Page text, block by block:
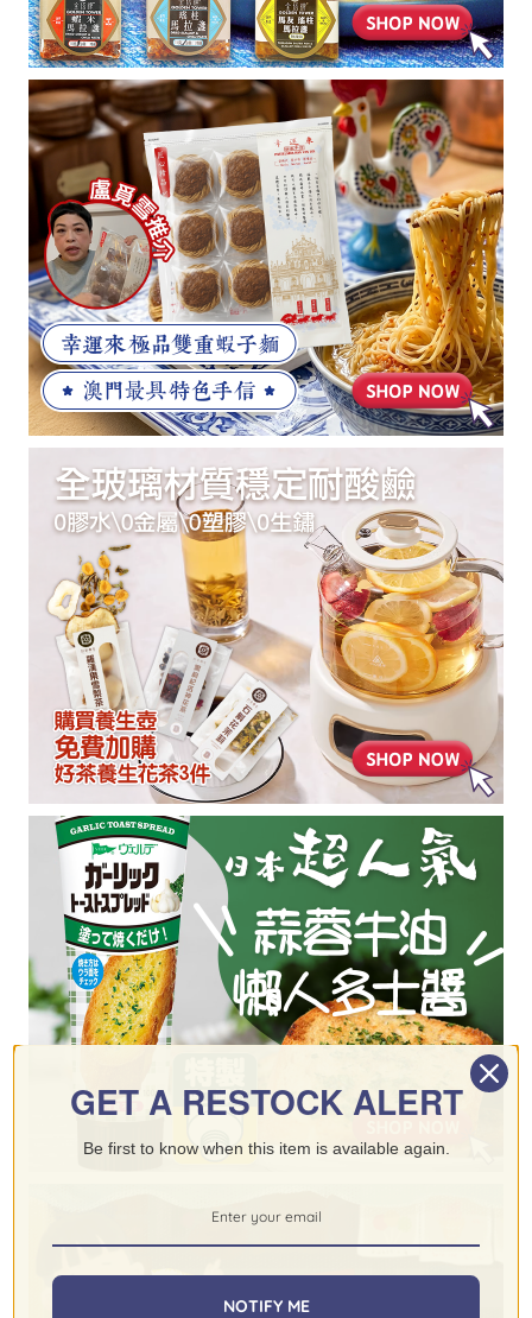
GET A RESTOCK ALERT
Be first to know when this item is available again.
NOTIFY ME